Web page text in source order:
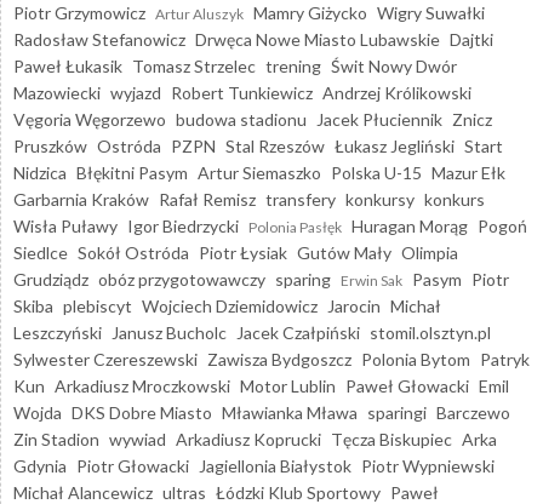
Piotr Grzymowicz Artur Aluszyk Mamry Giżycko Wigry Suwałki
Radosław Stefanowicz Drwęca Nowe Miasto Lubawskie Dajtki
Paweł Łukasik Tomasz Strzelec trening Świt Nowy Dwór
Mazowiecki wyjazd Robert Tunkiewicz Andrzej Królikowski
Vęgoria Węgorzewo budowa stadionu Jacek Płuciennik Znicz
Pruszków Ostróda PZPN Stal Rzeszów Łukasz Jegliński Start
Nidzica Błękitni Pasym Artur Siemaszko Polska U-15 Mazur Ełk
Garbarnia Kraków Rafał Remisz transfery konkursy konkurs
Wisła Puławy Igor Biedrzycki Polonia Pasłęk Huragan Morąg Pogoń
Siedlce Sokół Ostróda Piotr Łysiak Gutów Mały Olimpia
Grudziądz obóz przygotowawczy sparing Erwin Sak Pasym Piotr
Skiba plebiscyt Wojciech Dziemidowicz Jarocin Michał
Leszczyński
Janusz Bucholc Jacek Czałpiński stomil.olsztyn.pl
Sylwester Czereszewski Zawisza Bydgoszcz Polonia Bytom Patryk
Kun Arkadiusz Mroczkowski Motor Lublin Paweł Głowacki Emil
Wojda DKS Dobre Miasto Mławianka Mława sparingi Barczewo
Zin Stadion wywiad Arkadiusz Koprucki Tęcza Biskupiec Arka
Gdynia Piotr Głowacki Jagiellonia Białystok Piotr Wypniewski
Michał Alancewicz ultras Łódzki Klub Sportowy Paweł